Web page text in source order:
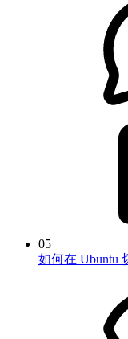
05
如何在 Ubuntu